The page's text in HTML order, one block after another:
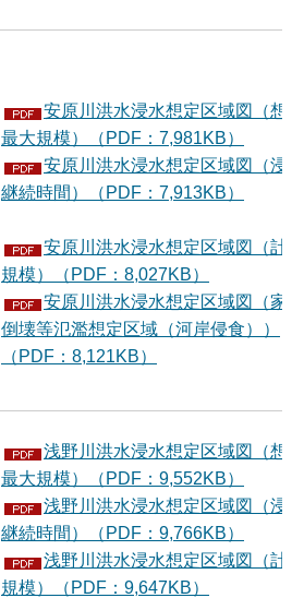
安原川洪水浸水想定区域図（想定
最大規模）（PDF：7,981KB）
安原川洪水浸水想定区域図（浸水
継続時間）（PDF：7,913KB）
安原川洪水浸水想定区域図（計画
規模）（PDF：8,027KB）
安原川洪水浸水想定区域図（家屋
倒壊等氾濫想定区域（河岸侵食））
（PDF：8,121KB）
浅野川洪水浸水想定区域図（想定
最大規模）（PDF：9,552KB）
浅野川洪水浸水想定区域図（浸水
継続時間）（PDF：9,766KB）
浅野川洪水浸水想定区域図（計画
規模）（PDF：9,647KB）